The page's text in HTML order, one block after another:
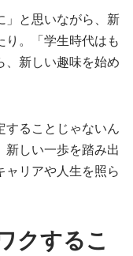
」と思いながら、新
り。「学生時代はも
、新しい趣味を始め
することじゃないん
新しい一歩を踏み出
ャリアや人生を照ら
クするこ